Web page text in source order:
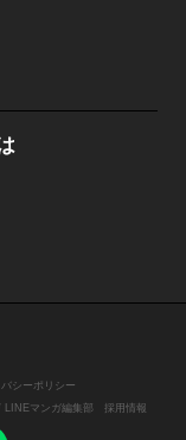
シーポリシー
LINEマンガ編集部
採用情報